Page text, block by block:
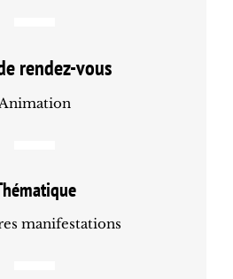
rendez-vous
manifestations